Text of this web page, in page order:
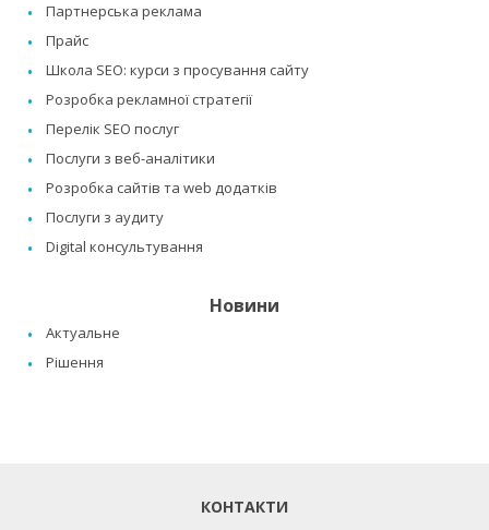
Партнерська реклама
Прайс
Школа SEO: курси з просування сайту
Розробка рекламної стратегії
Перелік SEO послуг
Послуги з веб-аналітики
Розробка сайтів та web додатків
Послуги з аудиту
Digital консультування
Новини
Актуальне
Рішення
КОНТАКТИ